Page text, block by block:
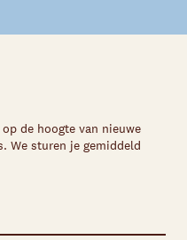
de hoogte van nieuwe
We sturen je gemiddeld